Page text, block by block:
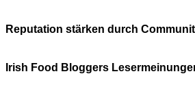
Reputation stärken durch
Irish Food Bloggers